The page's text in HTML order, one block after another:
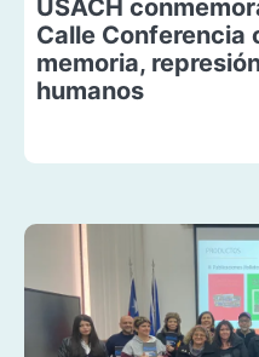
USACH
Calle Conferencia
memoria,
humanos